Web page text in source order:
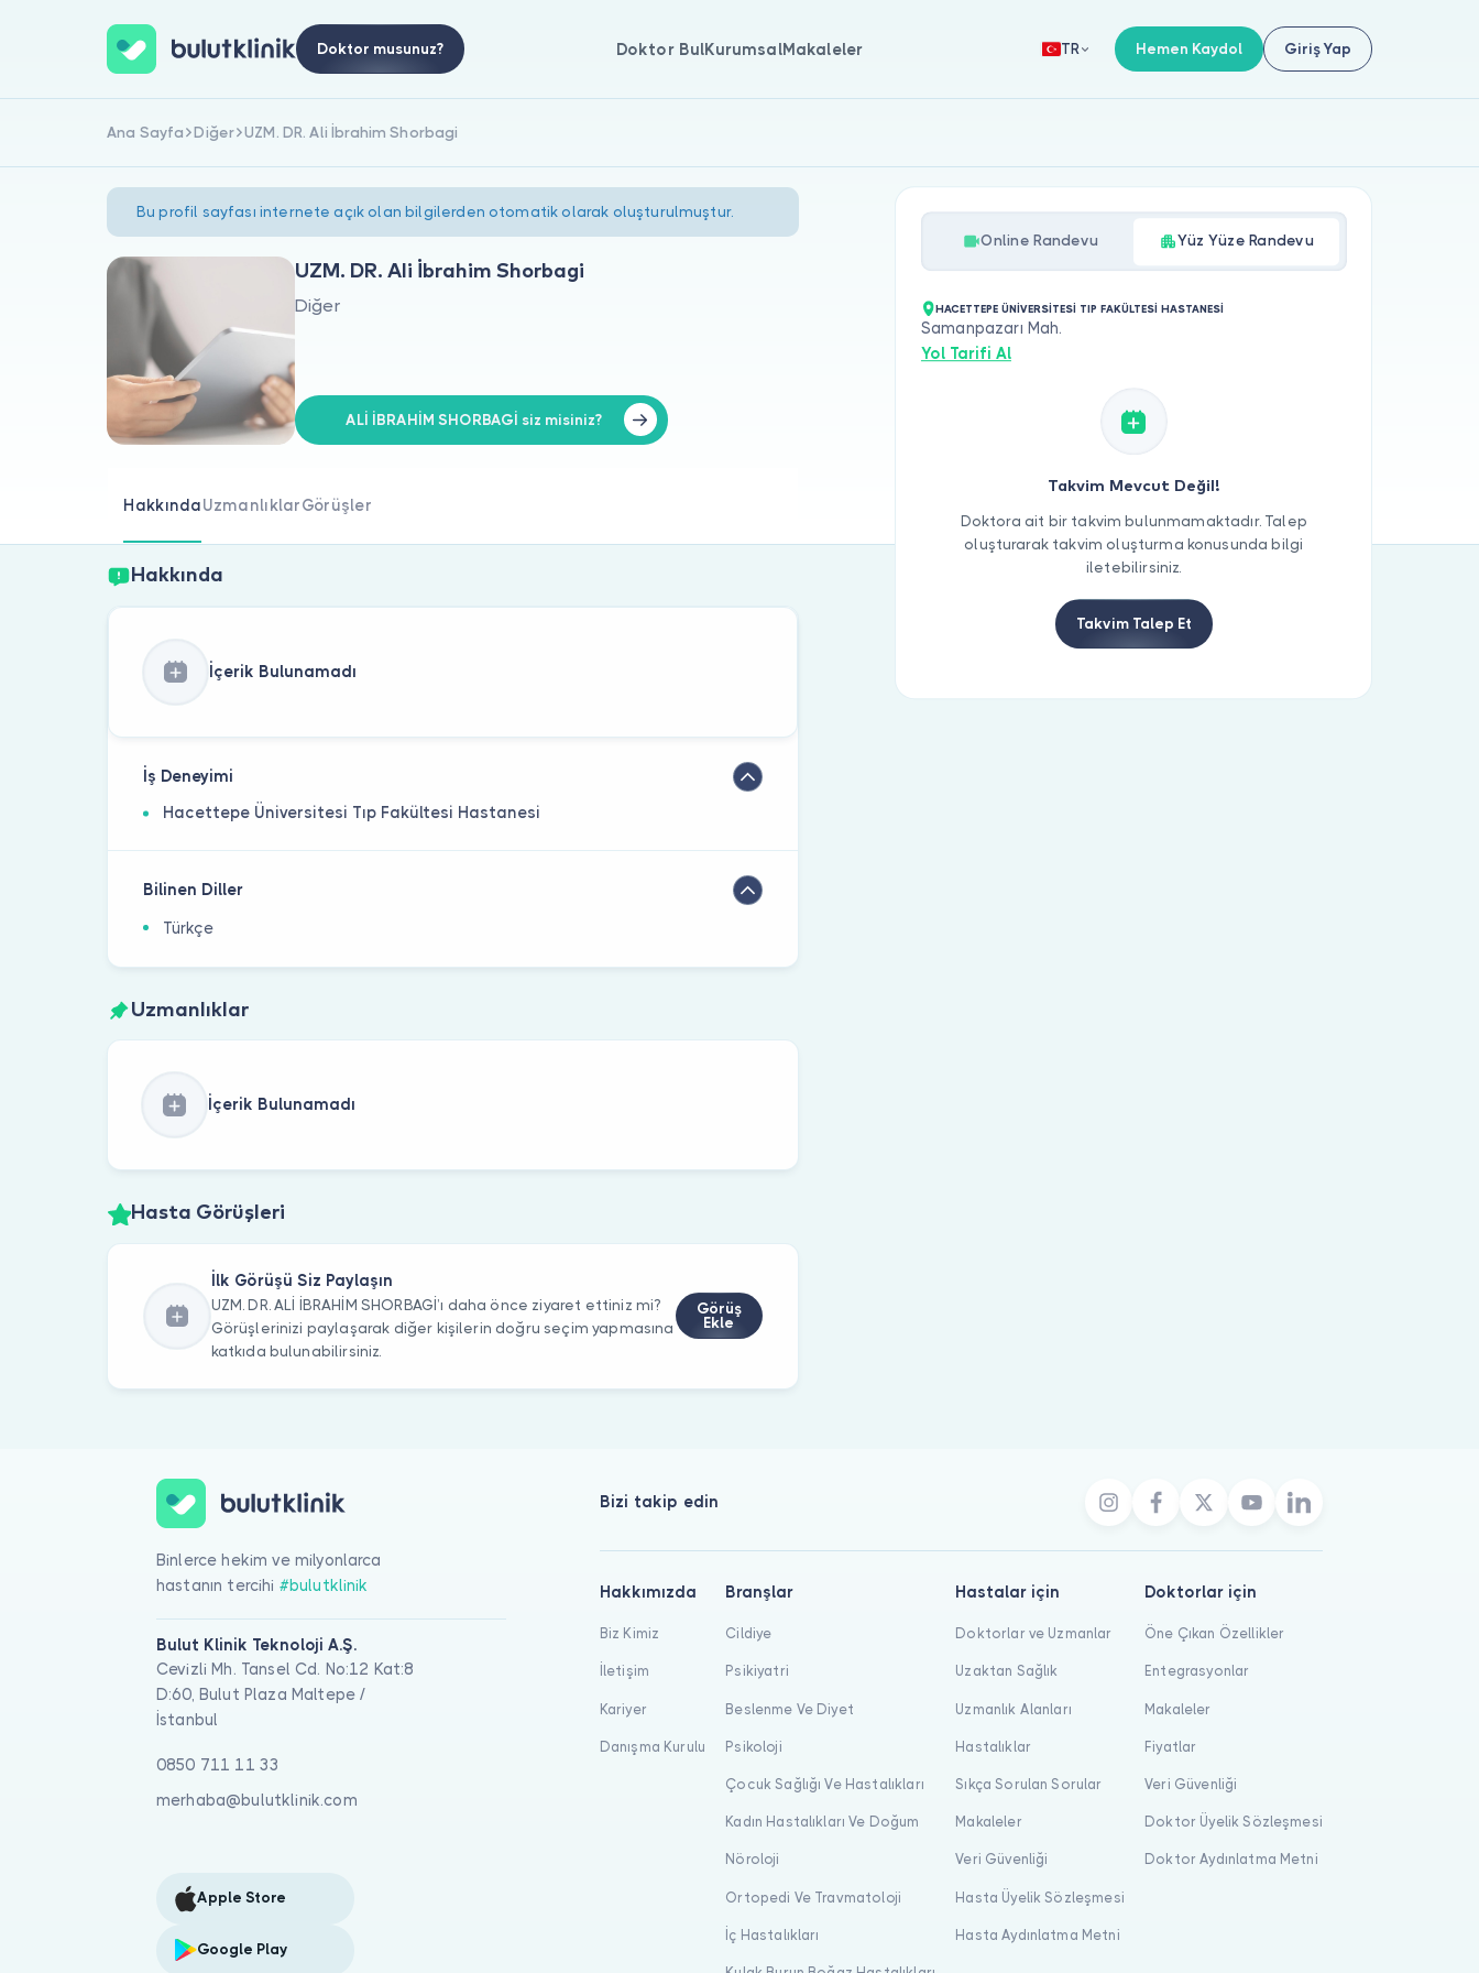
Doktor musunuz? Doktor BulKurumsalMakaleler TR Hemen Kaydol Giriş Yap
Ana Sayfa Diğer UZM. DR. Ali İbrahim Shorbagi
Bu profil sayfası internete açık olan bilgilerden otomatik olarak oluşturulmuştur.
UZM. DR. Ali İbrahim Shorbagi
Diğer
ALİ İBRAHİM SHORBAGİ siz misiniz?
HakkındaUzmanlıklarGörüşler
Hakkında
İçerik Bulunamadı
İş Deneyimi
Hacettepe Üniversitesi Tıp Fakültesi Hastanesi
Bilinen Diller
Türkçe
Uzmanlıklar
İçerik Bulunamadı
Hasta Görüşleri
İlk Görüşü Siz Paylaşın
UZM. DR. ALİ İBRAHİM SHORBAGİ’ı daha önce ziyaret ettiniz mi?
Görüşlerinizi paylaşarak diğer kişilerin doğru seçim yapmasına
katkıda bulunabilirsiniz.
Görüş
Ekle
Online Randevu Yüz Yüze Randevu
HACETTEPE ÜNİVERSİTESİ TIP FAKÜLTESİ HASTANESİ
Samanpazarı Mah.
Yol Tarifi Al
Takvim Mevcut Değil!
Doktora ait bir takvim bulunmamaktadır. Talep
oluşturarak takvim oluşturma konusunda bilgi
iletebilirsiniz.
Takvim Talep Et
Binlerce hekim ve milyonlarca
hastanın tercihi #bulutklinik
Bulut Klinik Teknoloji A.Ş.
Cevizli Mh. Tansel Cd. No:12 Kat:8
D:60, Bulut Plaza Maltepe /
İstanbul
0850 711 11 33
merhaba@bulutklinik.com
Apple Store
Google Play
Bizi takip edin
Hakkımızda
Biz Kimiz
İletişim
Kariyer
Danışma Kurulu
Branşlar
Cildiye
Psikiyatri
Beslenme Ve Diyet
Psikoloji
Çocuk Sağlığı Ve Hastalıkları
Kadın Hastalıkları Ve Doğum
Nöroloji
Ortopedi Ve Travmatoloji
İç Hastalıkları
Hastalar için
Doktorlar ve Uzmanlar
Uzaktan Sağlık
Uzmanlık Alanları
Hastalıklar
Sıkça Sorulan Sorular
Makaleler
Veri Güvenliği
Hasta Üyelik Sözleşmesi
Hasta Aydınlatma Metni
Doktorlar için
Öne Çıkan Özellikler
Entegrasyonlar
Makaleler
Fiyatlar
Veri Güvenliği
Doktor Üyelik Sözleşmesi
Doktor Aydınlatma Metni